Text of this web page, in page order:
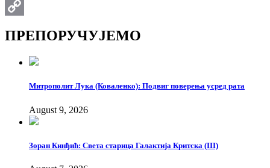
Email
ПРЕПОРУЧУЈЕМО
Митрополит Лука (Коваленко): Подвиг поверења усред рата
August 9, 2026
Зоран Кинђић: Света старица Галактија Критска (III)